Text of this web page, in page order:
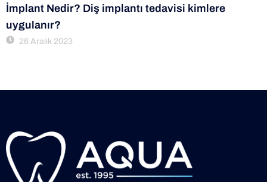
İmplant Nedir? Diş implantı tedavisi kimlere
uygulanır?
26 Aralık 2023